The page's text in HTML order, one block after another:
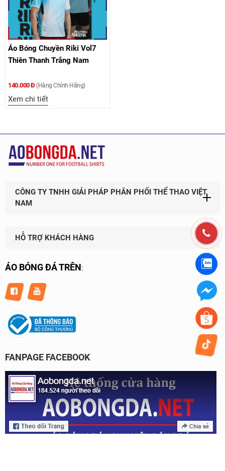
Áo Bóng Chuyền Riki Vol7
Thiên Thanh Trắng Nam
140.000 Đ (Hàng Chính Hãng)
Xem chi tiết
CÔNG TY TNHH GIẢI PHÁP PHÂN PHỐI THỂ THAO VIỆT
NAM
HỖ TRỢ KHÁCH HÀNG
ÁO BÓNG ĐÁ TRÊN:
FANPAGE FACEBOOK